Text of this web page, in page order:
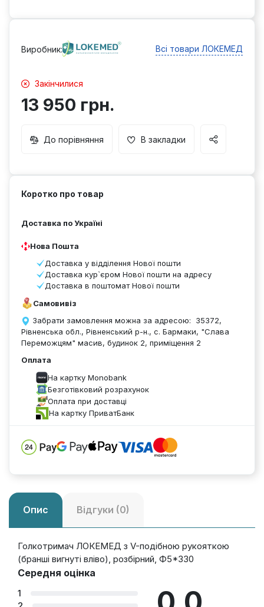
Виробник: Всі товари ЛОКЕМЕД
Закінчилися
13 950 грн.
До порівняння В закладки
Коротко про товар
Доставка по Україні
Нова Пошта
Доставка у відділення Нової пошти
Доставка кур`єром Нової пошти на адресу
Доставка в поштомат Нової пошти
Самовивіз
Забрати замовлення можна за адресою: 35372,
Рівненська обл., Рівненський р-н., с. Бармаки, "Слава
Переможцям" масив, будинок 2, приміщення 2
Оплата
На картку Monobank
Безготівковий розрахунок
Оплата при доставці
На картку ПриватБанк
Опис Відгуки (0)
Голкотримач ЛОКЕМЕД з V-подібною рукояткою
(бранші вигнуті вліво), розбірний, Ф5*330
Середня оцінка
1